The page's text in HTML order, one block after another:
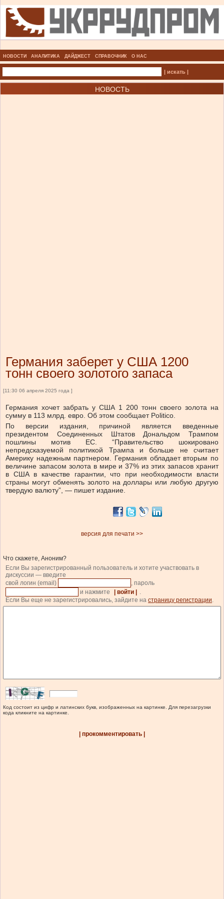
НОВОСТИ АНАЛИТИКА ДАЙДЖЕСТ СПРАВОЧНИК О НАС
| искать |
НОВОСТЬ
Германия заберет у США 1200
тонн своего золотого запаса
[11:30 06 апреля 2025 года ]
Германия хочет забрать у США 1 200 тонн своего золота на
сумму в 113 млрд. евро. Об этом сообщает Politico.
По версии издания, причиной является введенные
президентом Соединенных Штатов Дональдом Трампом
пошлины мотив ЕС. “Правительство шокировано
непредсказуемой политикой Трампа и больше не считает
Америку надежным партнером. Германия обладает вторым по
величине запасом золота в мире и 37% из этих запасов хранит
в США в качестве гарантии, что при необходимости власти
страны могут обменять золото на доллары или любую другую
твердую валюту”, — пишет издание.
версия для печати >>
Что скажете, Аноним?
Если Вы зарегистрированный пользователь и хотите участвовать в
дискуссии — введите
свой логин (email)
, пароль
и нажмите
| войти |
.
Если Вы еще не зарегистрировались, зайдите на страницу регистрации.
Код состоит из цифр и латинских букв, изображенных на картинке. Для перезагрузки
кода кликните на картинке.
| прокомментировать |